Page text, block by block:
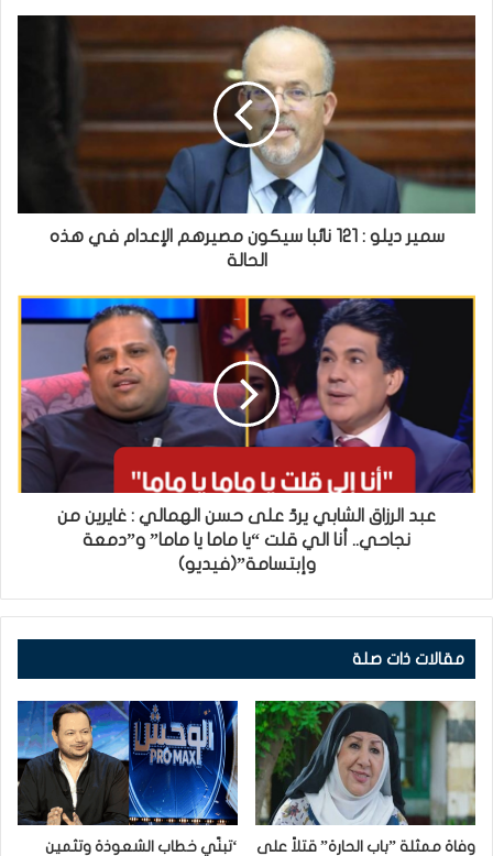
سمير ديلو : 121 نائبا سيكون مصيرهم الإعدام في هذه
الحالة
عبد الرزاق الشابي يردّ على حسن الهمالي : غايرين من
نجاحي.. أنا الي قلت “يا ماما يا ماما” و”دمعة
وإبتسامة”(فيديو)
مقالات ذات صلة
وفاة ممثلة ”باب الحارة” قتلاً على
‘تبنّي خطاب الشعوذة وتثمين